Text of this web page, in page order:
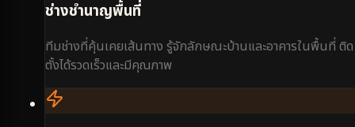
ช่างชำนาญพื้นที่
ทีมช่างที่คุ้นเคยเส้นทาง รู้จักลักษณะบ้านและอาคารในพื้นที่ ติด
ตั้งได้รวดเร็วและมีคุณภาพ